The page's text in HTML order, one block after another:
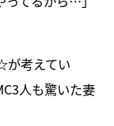
が考えてい
人も驚いた妻